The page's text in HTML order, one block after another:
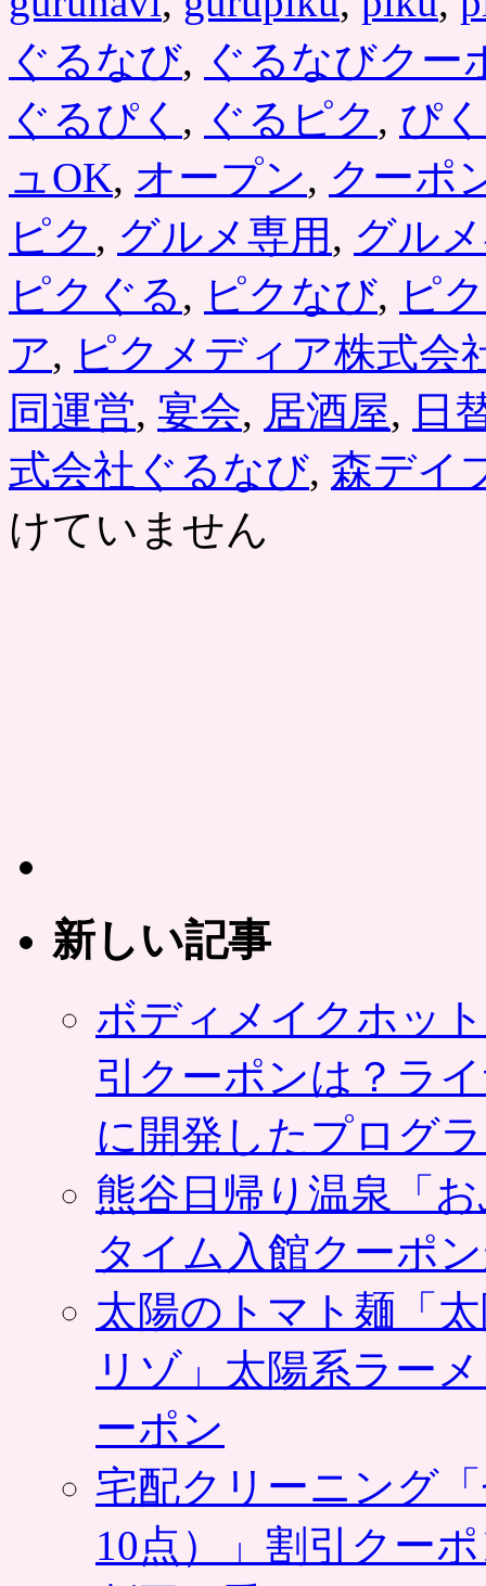
ぐるなび, ぐるなびクー
ぐるぴく , ぐるピク , ぴ
ュOK, オープン, クーポ
ピク , グルメ専用 , グル
ピクぐる, ピクなび, ピ
ア, ピクメディア株式会
同運営, 宴会, 居酒屋, 日
式会社ぐるなび, 森デイ
けていません
新しい記事
ボディメイクホッ
引クーポンは？ラ
に開発したプログ
熊谷日帰り温泉「
タイム入館クーポ
太陽のトマト麺「
リゾ」太陽系ラー
ーポン
宅配クリーニング
10点）」割引クー